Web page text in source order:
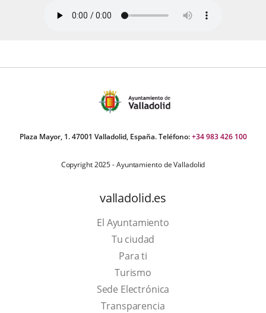
Plaza Mayor, 1. 47001 Valladolid, España. Teléfono:+34 983 426 100
Copyright 2025 - Ayuntamiento de Valladolid
valladolid.es
El Ayuntamiento
Tu ciudad
Para ti
TurismoThis
link
will
Sede Electrónica
Transparencia